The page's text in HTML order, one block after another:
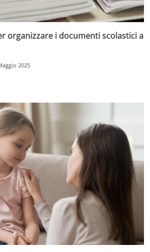
organizzare i documenti scolastici a
2025